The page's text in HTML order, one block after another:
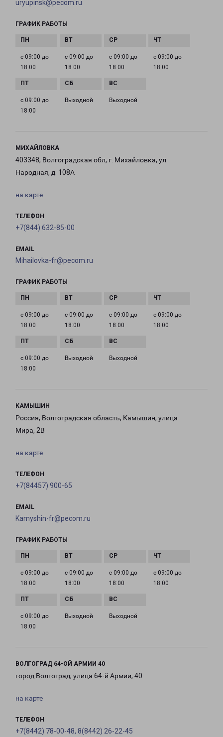
uryupinsk@pecom.ru
ГРАФИК РАБОТЫ
с 09:00 до
18:00
с 09:00 до
18:00
с 09:00 до
18:00
с 09:00 до
18:00
с 09:00 до
18:00
Выходной Выходной
МИХАЙЛОВКА
403348, Волгоградская обл, г. Михайловка, ул.
Народная, д. 108А
на карте
ТЕЛЕФОН
+7(844) 632-85-00
EMAIL
Mihailovka-fr@pecom.ru
ГРАФИК РАБОТЫ
с 09:00 до
18:00
с 09:00 до
18:00
с 09:00 до
18:00
с 09:00 до
18:00
с 09:00 до
18:00
Выходной Выходной
КАМЫШИН
Россия, Волгоградская область, Камышин, улица
Мира, 2В
на карте
ТЕЛЕФОН
+7(84457) 900-65
EMAIL
Kamyshin-fr@pecom.ru
ГРАФИК РАБОТЫ
с 09:00 до
18:00
с 09:00 до
18:00
с 09:00 до
18:00
с 09:00 до
18:00
с 09:00 до
18:00
Выходной Выходной
ВОЛГОГРАД 64-ОЙ АРМИИ 40
город Волгоград, улица 64-й Армии, 40
на карте
ТЕЛЕФОН
+7(8442) 78-00-48, 8(8442) 26-22-45